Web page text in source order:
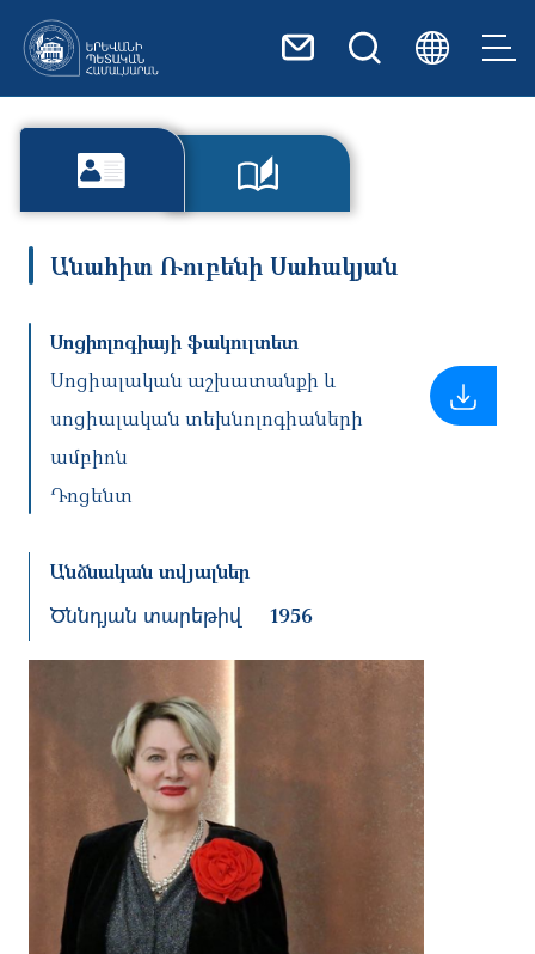
Անահիտ Ռուբենի Սահակյան
Սոցիոլոգիայի ֆակուլտետ
Սոցիալական աշխատանքի և
սոցիալական տեխնոլոգիաների
ամբիոն
Դոցենտ
Անձնական տվյալներ
Ծննդյան տարեթիվ 1956